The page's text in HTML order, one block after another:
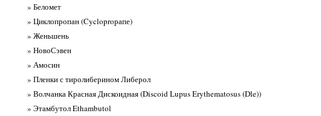
» Беломет
» Циклопропан (Cycloproрапе)
» Женьшень
» НовоСэвен
» Амосин
» Пленки с тиролиберином Либерол
» Волчанка Красная Дискоидная (Discoid Lupus Erythematosus (Dle))
» Этамбутол Ethambutol